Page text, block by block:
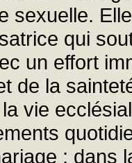
sexuelle.
qui
un effort
de la
vie
; dans